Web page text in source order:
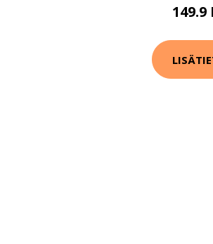
149.9